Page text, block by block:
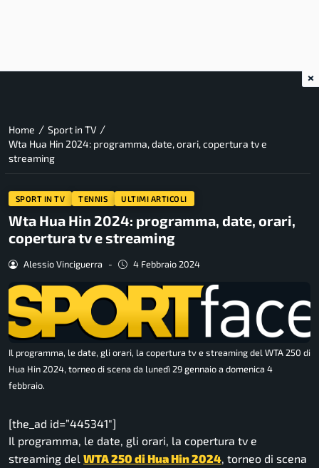
Home / Sport in TV /
Wta Hua Hin 2024: programma, date, orari, copertura tv e
streaming
SPORT IN TV TENNIS ULTIMI ARTICOLI
Wta Hua Hin 2024: programma, date, orari,
copertura tv e streaming
Alessio Vinciguerra - 4 Febbraio 2024
Il programma, le date, gli orari, la copertura tv e streaming del WTA 250 di
Hua Hin 2024, torneo di scena da lunedì 29 gennaio a domenica 4
febbraio.
[the_ad id=”445341″]
Il programma, le date, gli orari, la copertura tv e
streaming del WTA250 di Hua Hin 2024 , torneo di scena
×